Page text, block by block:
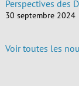
Perspectives des
30 septembre 2024
Voir toutes les